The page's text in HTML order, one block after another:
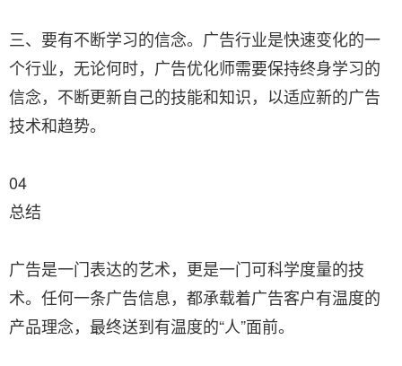
三、要有不断学习的信念。广告行业是快速变化的一
个行业，无论何时，广告优化师需要保持终身学习的
信念，不断更新自己的技能和知识，以适应新的广告
技术和趋势。
04
总结
广告是一门表达的艺术，更是一门可科学度量的技
术。任何一条广告信息，都承载着广告客户有温度的
产品理念，最终送到有温度的“人”面前。